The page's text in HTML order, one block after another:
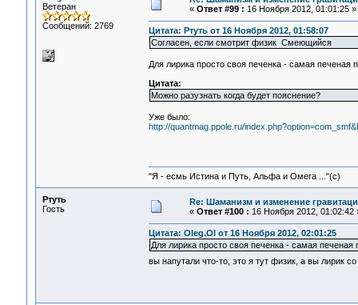
Ветеран
Сообщений: 2769
« Ответ #99 : 16 Ноября 2012, 01:01:25 »
Цитата: Ртуть от 16 Ноября 2012, 01:58:07
Согласен, если смотрит физик Смеющийся
Для лирика просто своя печенка - самая печеная
Цитата:
Можно разузнать когда будет пояснение?
Уже было:
http://quantmag.ppole.ru/
"Я - есмь Истина и Путь, Альфа и Омега ..."(с)
Ртуть
Гость
Re: Шаманизм и изменение
« Ответ #100 : 16 Ноября 2012, 01:02:42
Цитата: Oleg.Ol от 16 Ноября 2012, 02:01:25
Для лирика просто своя печенка - самая печеная
вы напутали что-то, это я тут физик, а вы лирик